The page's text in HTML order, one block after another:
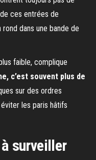
ces entrées de
dans une bande de
faible, complique
c’est souvent plus de
sur des ordres
les paris hâtifs
surveiller